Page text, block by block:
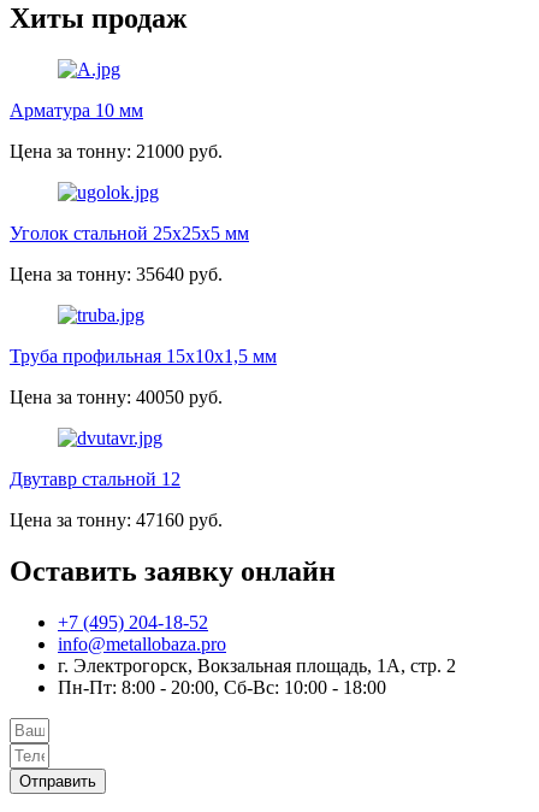
Хиты продаж
Арматура 10 мм
Цена за тонну: 21000 руб.
Уголок стальной 25х25х5 мм
Цена за тонну: 35640 руб.
Труба профильная 15х10х1,5 мм
Цена за тонну: 40050 руб.
Двутавр стальной 12
Цена за тонну: 47160 руб.
Оставить заявку онлайн
+7 (495) 204-18-52
info@metallobaza.pro
г. Электрогорск, Вокзальная площадь, 1А, стр. 2
Пн-Пт: 8:00 - 20:00, Сб-Вс: 10:00 - 18:00
Отправить